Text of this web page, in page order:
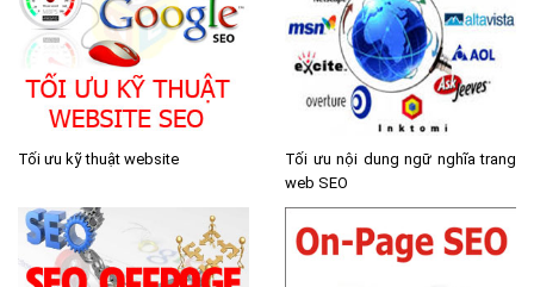
Tối ưu kỹ thuật website
Tối ưu nội dung ngữ nghĩa trang
web SEO